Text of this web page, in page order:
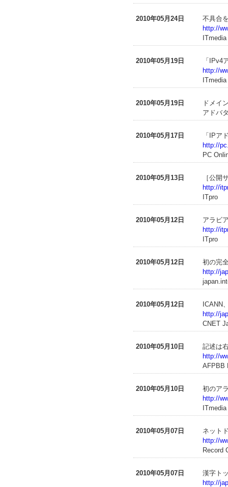
2010年05月24日
不具合
http://
ITmedia
2010年05月19日
「IPv4
http://
ITmedia
2010年05月19日
ドメイ
アドバ
2010年05月17日
「IPア
http://
PC
2010年05月13日
［公開
http://
ITpro
2010年05月12日
アラビ
http://
ITpro
2010年05月12日
初の完
http://
2010年05月12日
ICANN
http://
CNET
2010年05月10日
記述は
http://
AFPBB
2010年05月10日
初のア
http://
ITmedia
2010年05月07日
ネット
http://
Record
2010年05月07日
漢字ト
http://